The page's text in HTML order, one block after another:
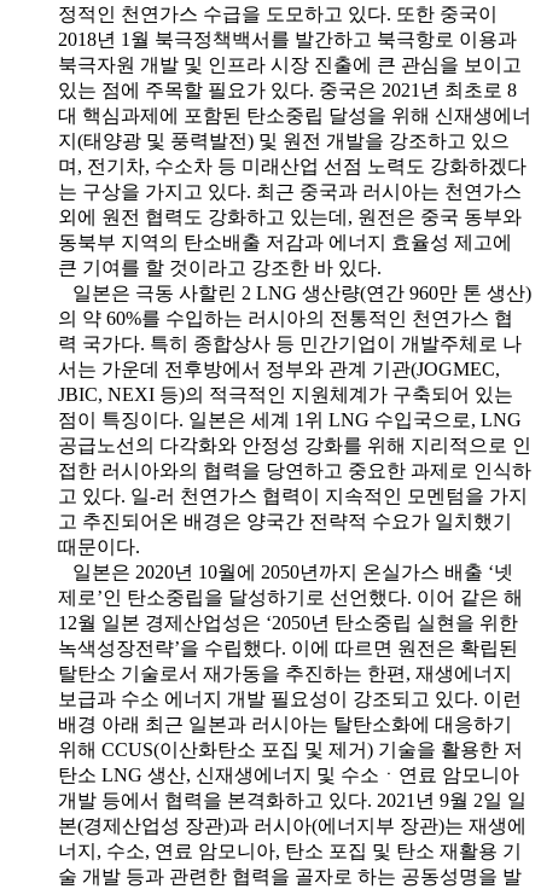
정적인 천연가스 수급을 도모하고 있다. 또한 중국이
2018년 1월 북극정책백서를 발간하고 북극항로 이용과
북극자원 개발 및 인프라 시장 진출에 큰 관심을 보이고
있는 점에 주목할 필요가 있다. 중국은 2021년 최초로 8
대 핵심과제에 포함된 탄소중립 달성을 위해 신재생에너
지(태양광 및 풍력발전) 및 원전 개발을 강조하고 있으
며, 전기차, 수소차 등 미래산업 선점 노력도 강화하겠다
는 구상을 가지고 있다. 최근 중국과 러시아는 천연가스
외에 원전 협력도 강화하고 있는데, 원전은 중국 동부와
동북부 지역의 탄소배출 저감과 에너지 효율성 제고에
큰 기여를 할 것이라고 강조한 바 있다.
일본은 극동 사할린 2 LNG 생산량(연간 960만 톤 생산)
의 약 60%를 수입하는 러시아의 전통적인 천연가스 협
력 국가다. 특히 종합상사 등 민간기업이 개발주체로 나
서는 가운데 전후방에서 정부와 관계 기관(JOGMEC,
JBIC, NEXI 등)의 적극적인 지원체계가 구축되어 있는
점이 특징이다. 일본은 세계 1위 LNG 수입국으로, LNG
공급노선의 다각화와 안정성 강화를 위해 지리적으로 인
접한 러시아와의 협력을 당연하고 중요한 과제로 인식하
고 있다. 일-러 천연가스 협력이 지속적인 모멘텀을 가지
고 추진되어온 배경은 양국간 전략적 수요가 일치했기
때문이다.
일본은 2020년 10월에 2050년까지 온실가스 배출 ‘넷
제로’인 탄소중립을 달성하기로 선언했다. 이어 같은 해
12월 일본 경제산업성은 ‘2050년 탄소중립 실현을 위한
녹색성장전략’을 수립했다. 이에 따르면 원전은 확립된
탈탄소 기술로서 재가동을 추진하는 한편, 재생에너지
보급과 수소 에너지 개발 필요성이 강조되고 있다. 이런
배경 아래 최근 일본과 러시아는 탈탄소화에 대응하기
위해 CCUS(이산화탄소 포집 및 제거) 기술을 활용한 저
탄소 LNG 생산, 신재생에너지 및 수소ㆍ연료 암모니아
개발 등에서 협력을 본격화하고 있다. 2021년 9월 2일 일
본(경제산업성 장관)과 러시아(에너지부 장관)는 재생에
너지, 수소, 연료 암모니아, 탄소 포집 및 탄소 재활용 기
술 개발 등과 관련한 협력을 골자로 하는 공동성명을 발